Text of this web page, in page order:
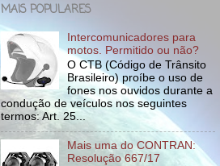
MAIS POPULARES
Intercomunicadores para
motos. Permitido ou não?
O CTB (Código de Trânsito
Brasileiro) proíbe o uso de
fones nos ouvidos durante a
condução de veículos nos seguintes
termos: Art. 25...
Mais uma do CONTRAN:
Resolução 667/17